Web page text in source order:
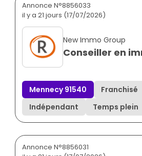
Annonce N°8856033
il y a 21 jours (17/07/2026)
New Immo Group
Conseiller en
Mennecy 91540
Franchisé
Indépendant
Temps plein
Annonce N°8856031